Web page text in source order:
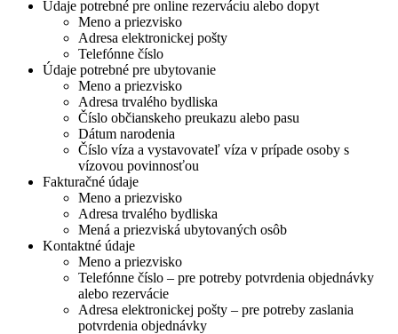
Údaje potrebné pre online rezerváciu alebo dopyt
Meno a priezvisko
Adresa elektronickej pošty
Telefónne číslo
Údaje potrebné pre ubytovanie
Meno a priezvisko
Adresa trvalého bydliska
Číslo občianskeho preukazu alebo pasu
Dátum narodenia
Číslo víza a vystavovateľ víza v prípade osoby s
vízovou povinnosťou
Fakturačné údaje
Meno a priezvisko
Adresa trvalého bydliska
Mená a priezviská ubytovaných osôb
Kontaktné údaje
Meno a priezvisko
Telefónne číslo – pre potreby potvrdenia objednávky
alebo rezervácie
Adresa elektronickej pošty – pre potreby zaslania
potvrdenia objednávky